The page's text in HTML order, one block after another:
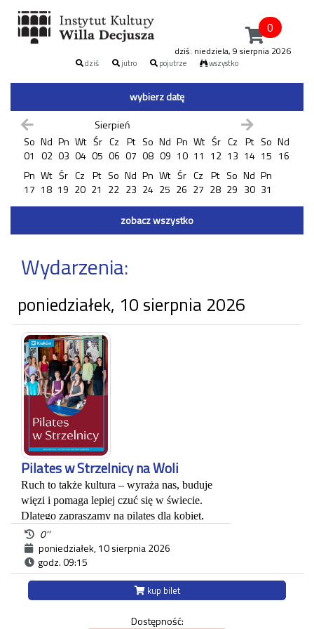
0
dziś: niedziela, 9 sierpnia 2026
dziś jutro pojutrze wszystko
wybierz datę
Sierpień
So
01
Nd
02
Pn
03
Wt
04
Śr
05
Cz
06
Pt
07
So
08
Nd
09
Pn
10
Wt
11
Śr
12
Cz
13
Pt
14
So
15
Nd
16
Pn
17
Wt
18
Śr
19
Cz
20
Pt
21
So
22
Nd
23
Pn
24
Wt
25
Śr
26
Cz
27
Pt
28
So
29
Nd
30
Pn
31
zobacz wszystko
Wydarzenia:
poniedziałek, 10 sierpnia 2026
Pilates w Strzelnicy na Woli
Ruch to także kultura – wyraża nas, buduje
więzi i pomaga lepiej czuć się w świecie.
Dlatego zapraszamy na pilates dla kobiet,
które łączą troskę o ciało z ideą dobrostanu i
wellbeingu. Będziemy spotykać się co
poniedziałek! To czas, by wzmocnić ciało,
nabrać energii i poczuć siłę płynącą ze
wspólnego ruchu.Dołącz do nas i odkryj, że
0''
poniedziałek, 10 sierpnia 2026
godz. 09:15
kup bilet
Dostępność: